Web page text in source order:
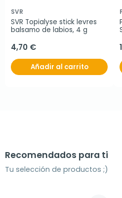
SVR
SVR Topialyse stick levres
balsamo de labios, 4 g
4,70 €
Añadir al carrito
Recomendados para ti
Tu selección de productos ;)